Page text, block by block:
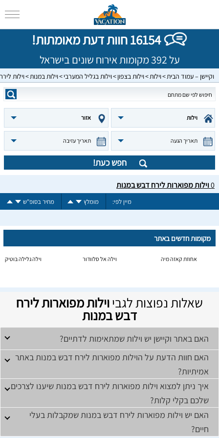
16154 חוות דעת מאומתות!
על 392 מקומות אירוח שונים בישראל
וקיישן – עמוד הבית וילות וילות בצפון וילות בגליל המערבי וילות במנות וילות
וילות אזור
תאריך הגעה תאריך עזיבה
חפש כעת!
0וילות מפוארות לירח דבש במנות
מיין לפי: מומלץ מחיר בסופ"ש
מקומות חדשים באתר
אחוזת קאזה מיה וילה אל סלוודור וילה גלילה בוטיק
שאלות נפוצות לגביוילות מפוארות לירח
דבש במנות
האם באתר וקיישן יש וילות שמתאימות לדתיים?
האם חוות הדעת על הוילות מפוארות לירח דבש במנות באתר
אמיתיות?
איך ניתן למצוא וילות מפוארות לירח דבש במנות שיענו לצרכים
שלכם בקלי קלות?
האם יש וילות מפוארות לירח דבש במנות שמקבלות בעלי
חיים?